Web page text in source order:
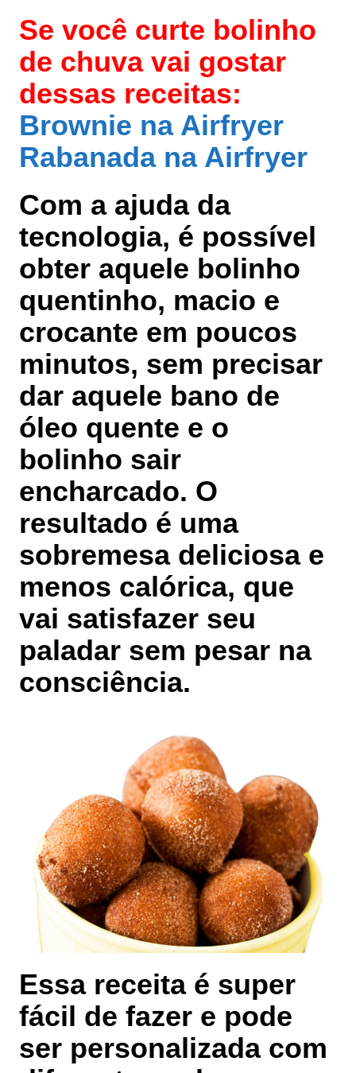
Se você curte bolinho
de chuva vai gostar
dessas receitas:
Brownie na Airfryer
Rabanada na Airfryer
Com a ajuda da
tecnologia, é possível
obter aquele bolinho
quentinho, macio e
crocante em poucos
minutos, sem precisar
dar aquele bano de
óleo quente e o
bolinho sair
encharcado. O
resultado é uma
sobremesa deliciosa e
menos calórica, que
vai satisfazer seu
paladar sem pesar na
consciência.
Essa receita é super
fácil de fazer e pode
ser personalizada com